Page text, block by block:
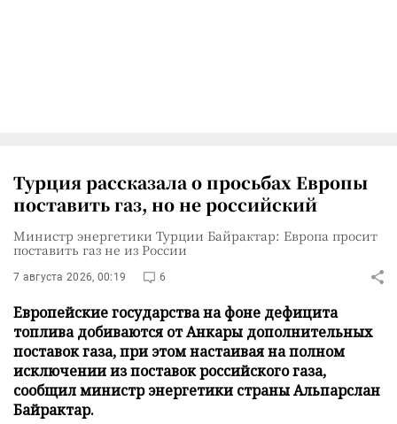
Турция рассказала о просьбах Европы
поставить газ, но не российский
Министр энергетики Турции Байрактар: Европа просит
поставить газ не из России
7 августа 2026, 00:19 6
Европейские государства на фоне дефицита
топлива добиваются от Анкары дополнительных
поставок газа, при этом настаивая на полном
исключении из поставок российского газа,
сообщил министр энергетики страны Альпарслан
Байрактар.